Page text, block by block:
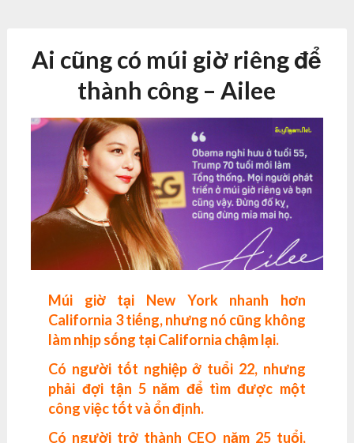
Ai cũng có múi giờ riêng để
thành công – Ailee
Múi giờ tại New York nhanh hơn
California 3 tiếng, nhưng nó cũng không
làm nhịp sống tại California chậm lại.
Có người tốt nghiệp ở tuổi 22, nhưng
phải đợi tận 5 năm để tìm được một
công việc tốt và ổn định.
Có người trở thành CEO năm 25 tuổi,